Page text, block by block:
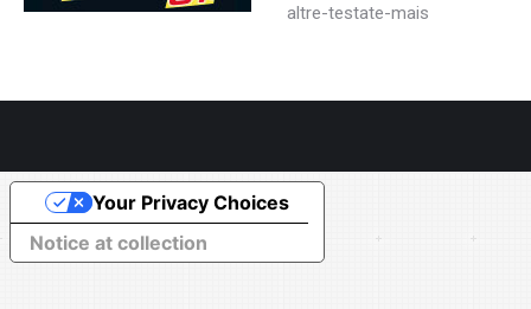
altre-testate-mais
Notice at collection
Your Privacy Choices